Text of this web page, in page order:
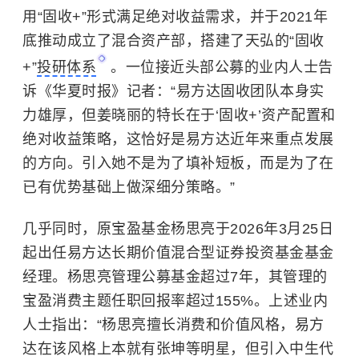
用“固收+”形式满足绝对收益需求，并于2021年
底推动成立了混合资产部，搭建了天弘的“固收
+”投研体系
。一位接近头部公募的业内人士告
诉《华夏时报》记者：“易方达固收团队本身实
力雄厚，但姜晓丽的特长在于‘固收+’资产配置和
绝对收益策略，这恰好是易方达近年来重点发展
的方向。引入她不是为了填补短板，而是为了在
已有优势基础上做深细分策略。”
几乎同时，原宝盈基金杨思亮于2026年3月25日
起出任易方达长期价值混合型证券投资基金基金
经理。杨思亮管理公募基金超过7年，其管理的
宝盈消费主题任职回报率超过155%。上述业内
人士指出：“杨思亮擅长消费和价值风格，易方
达在该风格上本就有张坤等明星，但引入中生代